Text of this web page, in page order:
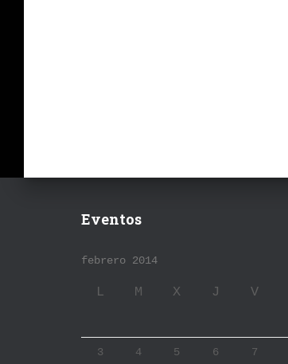
Eventos
febrero 2014
L M X J V
3 4 5 6 7